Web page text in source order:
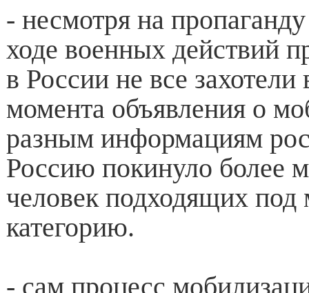
- несмотря на
ходе военных действий
в России не все захотели
момента объявления о
разным информациям
Россию покинуло более
человек подходящих
категорию.
- сам процесс